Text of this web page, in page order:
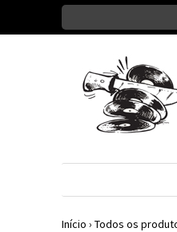
Início › Todos os